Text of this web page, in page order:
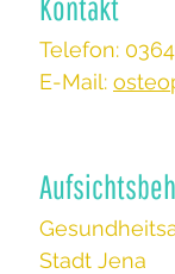
Telefon:
E-Mail:
Stadt Jena